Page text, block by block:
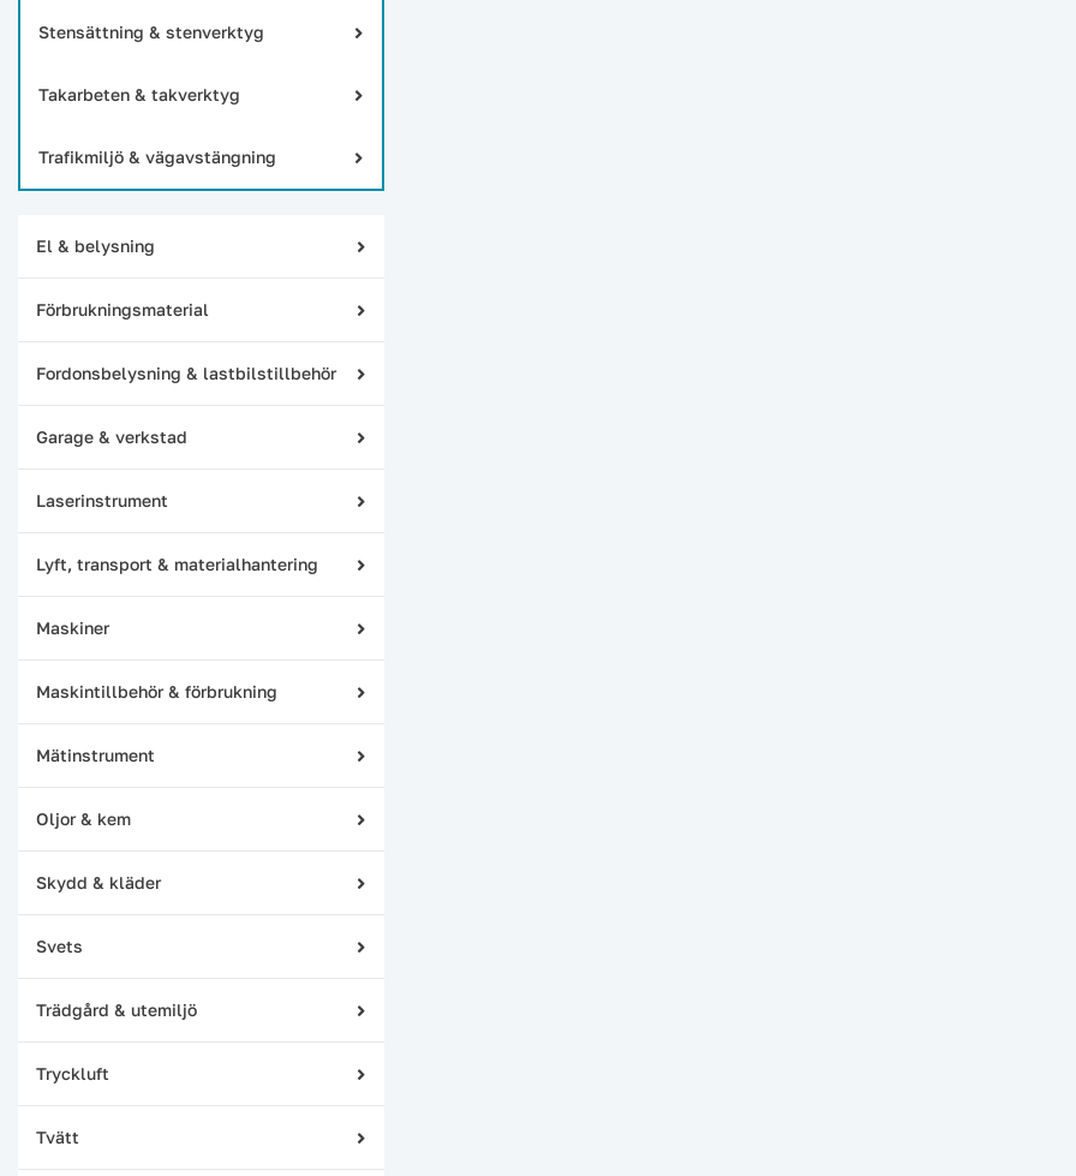
Stensättning & stenverktyg
Takarbeten & takverktyg
Trafikmiljö & vägavstängning
El & belysning
Förbrukningsmaterial
Fordonsbelysning & lastbilstillbehör
Garage & verkstad
Laserinstrument
Lyft, transport & materialhantering
Maskiner
Maskintillbehör & förbrukning
Mätinstrument
Oljor & kem
Skydd & kläder
Svets
Trädgård & utemiljö
Tryckluft
Tvätt